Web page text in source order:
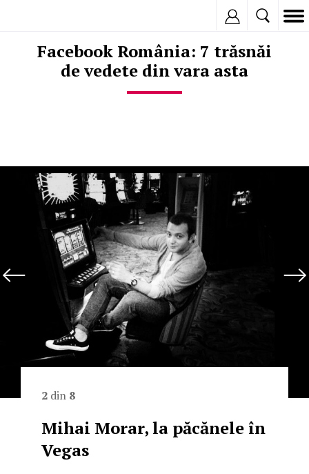
Facebook România: 7 trăsnăi
de vedete din vara asta
2 din 8
Mihai Morar, la păcănele în
Vegas